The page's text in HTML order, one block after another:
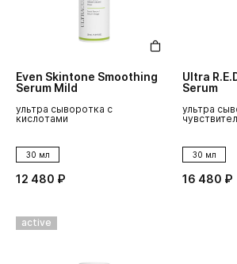
Even Skintone Smoothing
Serum Mild
ультра сыворотка с
кислотами
30 мл
12 480 ₽
Ultra
Serum
ультра
30 мл
16 480 ₽
active